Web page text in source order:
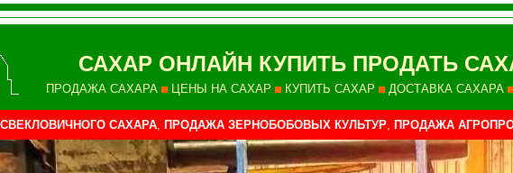
САХАР ОНЛАЙН КУПИТЬ ПРОДАТЬ
ПРОДАЖА САХАРА ЦЕНЫ НА САХАР КУПИТЬ САХАР ДОСТАВКА САХАРА
САХАРА, ПРОДАЖА ЗЕРНОБОБОВЫХ КУЛЬТУР, ПРОДАЖА